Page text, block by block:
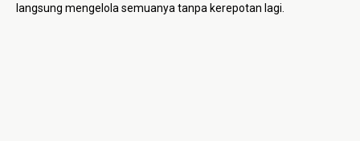
langsung mengelola semuanya tanpa kerepotan lagi.